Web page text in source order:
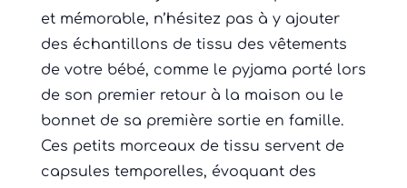
et mémorable, n’hésitez pas à y ajouter
des échantillons de tissu des vêtements
de votre bébé, comme le pyjama porté lors
de son premier retour à la maison ou le
bonnet de sa première sortie en famille.
Ces petits morceaux de tissu servent de
capsules temporelles, évoquant des